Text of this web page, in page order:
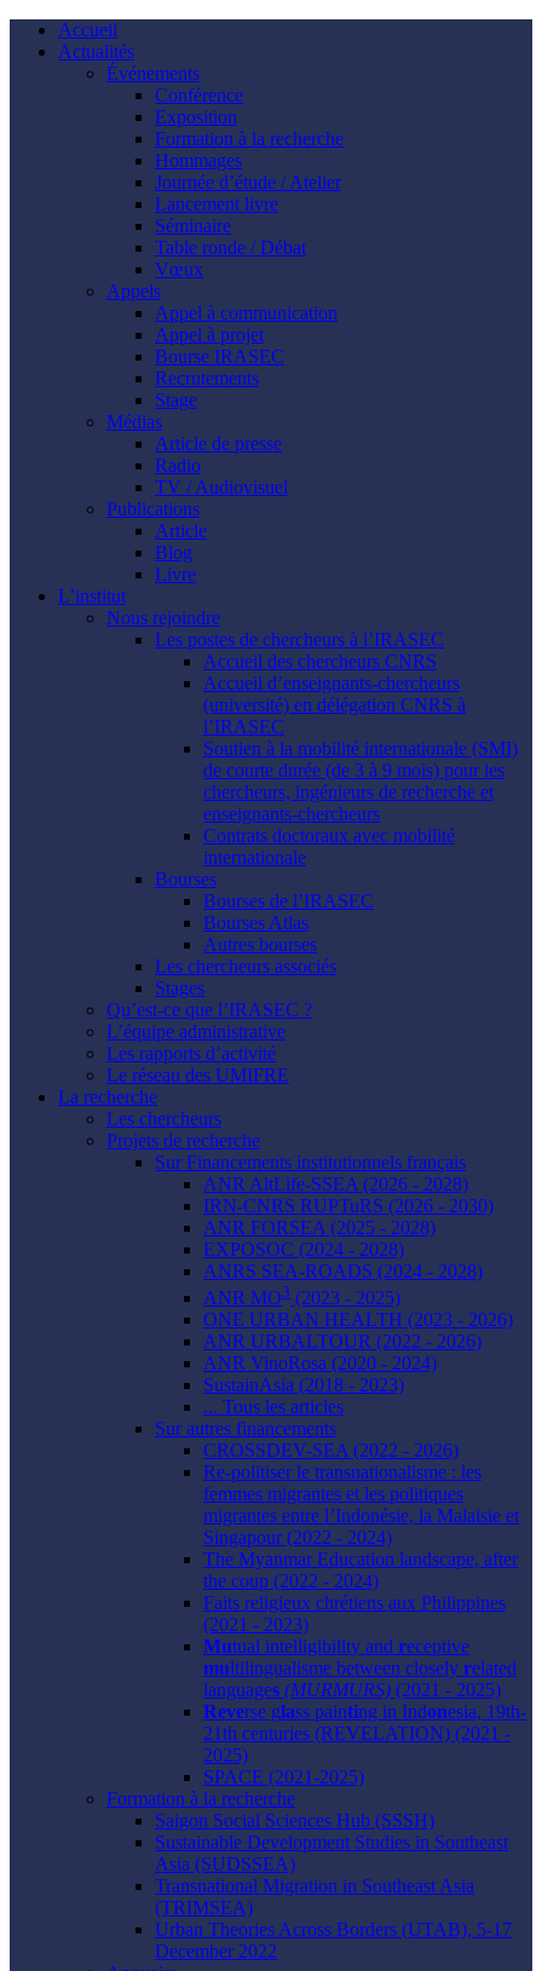
Accueil
Actualités
Événements
Conférence
Exposition
Formation à la recherche
Hommages
Journée d’étude / Atelier
Lancement livre
Séminaire
Table ronde / Débat
Vœux
Appels
Appel à communication
Appel à projet
Bourse IRASEC
Recrutements
Stage
Médias
Article de presse
Radio
TV / Audiovisuel
Publications
Article
Blog
Livre
L’institut
Nous rejoindre
Les postes de chercheurs à l’IRASEC
Accueil des chercheurs CNRS
Accueil d’enseignants-chercheurs
(université) en délégation CNRS à
l’IRASEC
Soutien à la mobilité internationale (SMI)
de courte durée (de 3 à 9 mois) pour les
chercheurs, ingénieurs de recherche et
enseignants-chercheurs
Contrats doctoraux avec mobilité
internationale
Bourses
Bourses de l’IRASEC
Bourses Atlas
Autres bourses
Les chercheurs associés
Stages
Qu’est-ce que l’IRASEC ?
L’équipe administrative
Les rapports d’activité
Le réseau des UMIFRE
La recherche
Les chercheurs
Projets de recherche
Sur Financements institutionnels français
ANR AltLife-SSEA (2026 - 2028)
IRN-CNRS RUPTuRS (2026 - 2030)
ANR FORSEA (2025 - 2028)
EXPOSOC (2024 - 2028)
ANRS SEA-ROADS (2024 - 2028)
ANR MO3 (2023 - 2025)
ONE URBAN HEALTH (2023 - 2026)
ANR URBALTOUR (2022 - 2026)
ANR VinoRosa (2020 - 2024)
SustainAsia (2018 - 2023)
... Tous les articles
Sur autres financements
CROSSDEV-SEA (2022 - 2026)
Re-politiser le transnationalisme : les
femmes migrantes et les politiques
migrantes entre l’Indonésie, la Malaisie et
Singapour (2022 - 2024)
The Myanmar Education landscape, after
the coup (2022 - 2024)
Faits religieux chrétiens aux Philippines
(2021 - 2023)
Mutual intelligibility and receptive
multilingualisme between closely related
languages (MURMURS) (2021 - 2025)
Reverse glass painting in Indonesia, 19th-
21th centuries (REVELATION) (2021 -
2025)
SPACE (2021-2025)
Formation à la recherche
Saigon Social Sciences Hub (SSSH)
Sustainable Development Studies in Southeast
Asia (SUDSSEA)
Transnational Migration in Southeast Asia
(TRIMSEA)
Urban Theories Across Borders (UTAB), 5-17
December 2022